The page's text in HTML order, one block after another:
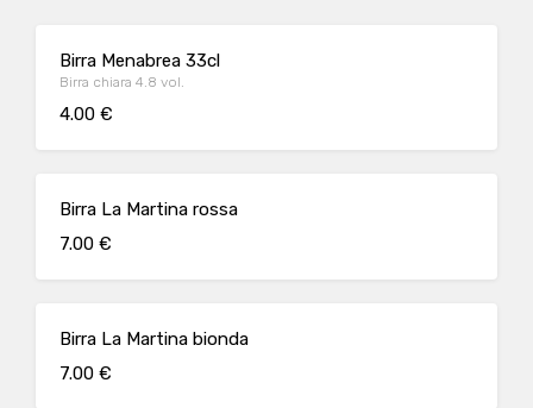
Birra Menabrea 33cl
Birra chiara 4.8 vol.
4.00 €
Birra La Martina rossa
7.00 €
Birra La Martina bionda
7.00 €